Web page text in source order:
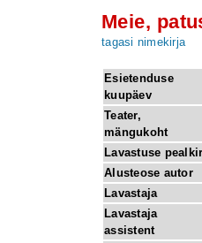
Meie,
tagasi nimekirja
Esietenduse
kuupäev
Teater,
mängukoht
Lavastuse
Alusteose autor
Lavastaja
Lavastaja
assistent